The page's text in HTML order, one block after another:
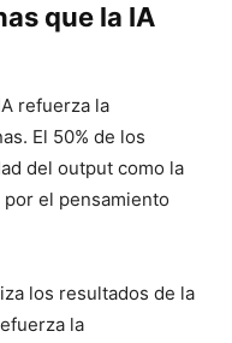
que la IA
refuerza la
El 50% de los
del output como la
el pensamiento
los resultados de la
la